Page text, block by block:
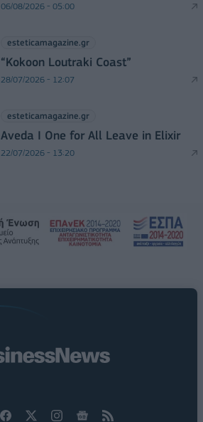
06/08/2026 - 05:00
esteticamagazine.gr
“Kokoon Loutraki Coast”
28/07/2026 - 12:07
esteticamagazine.gr
Aveda I One for All Leave in Elixir
22/07/2026 - 13:20